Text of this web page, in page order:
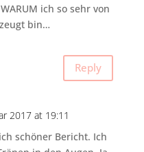
ich so sehr von
bin…
Reply
2017 at 19:11
schöner Bericht. Ich